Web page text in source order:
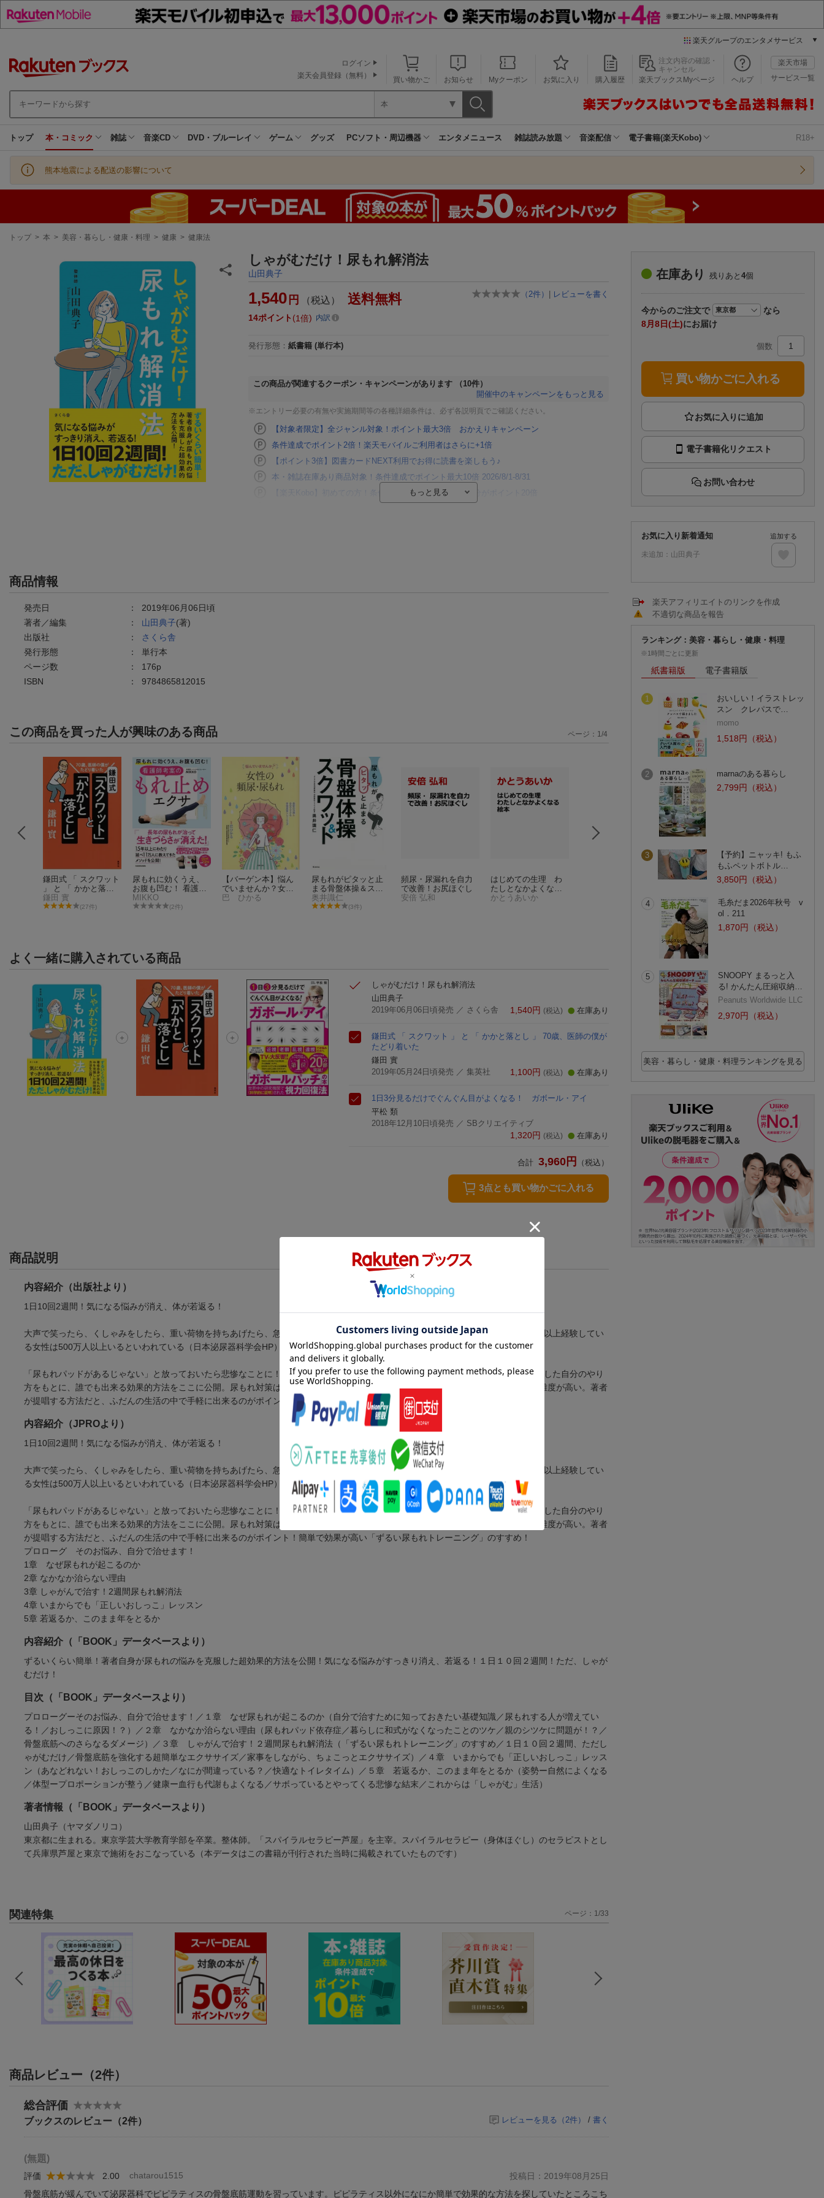
楽天グループのエンタメサービス
本/ゲーム/CD/DVD
楽天ブックス
楽天Kobo
楽天チケット
エンタメニュース
推し楽
買い物かご お知らせ Myクーポン お気に入り 購入履歴
注文内容の確認・
キャンセル
楽天ブックスMyページ
ヘルプ
楽天市場
サービス一覧
ログイン
楽天会員登録（無料）
本
トップ 本・コミック 雑誌 音楽CD DVD・ブルーレイ ゲーム グッズ PCソフト・周辺機器 エンタメニュース 雑誌読み放題 音楽配信 電子書籍(楽天Kobo) R18+
熊本地震による配送の影響について
現
トップ > 本 > 美容・暮らし・健康・料理 > 健康 > 健康法
しゃがむだけ！尿もれ解消法
山田典子
（ 2件） | レビューを書く
1,540 円 （税込） 送料無料
14ポイント 1倍 内訳
発行形態 ： 紙書籍 (単行本)
この商品が関連するクーポン・キャンペーンがあります
（10件）
開催中のキャンペーンをもっと見る
※エントリー必要の有無や実施期間等の各種詳細条件は、必ず各説明頁でご確認ください。
【対象者限定】全ジャンル対象！ポイント最大3倍 おかえりキャンペーン
条件達成でポイント2倍！楽天モバイルご利用者はさらに+1倍
【ポイント3倍】図書カードNEXT利用でお得に読書を楽しもう♪
本・雑誌在庫あり商品対象！条件達成でポイント最大10倍 2026/8/1-8/31
【楽天Kobo】初めての方！条件達成で楽天ブックス購入分がポイント20倍
商品情報
発売日 ： 2019年06月06日頃
著者／編集
： 山田典子(著)
出版社
：
さくら舎
発行形態
： 単行本
ページ数
： 176p
ISBN
： 9784865812015
この商品を買った人が興味のある商品
鎌田式 「 スクワット
」 と 「 かかと落と
し 」 70歳、医師の僕
がたどり着いた
鎌田 實
(27件)
尿もれに効くうえ、
お腹も凹む！ 看護師
考案のもれ止めエク
サ
MIKKO
(2件)
【バーゲン本】悩ん
でいませんか？女性
の頻尿・尿もれ
巴 ひかる
尿もれがピタッと止
まる骨盤体操＆スク
ワット
奥井識仁
(3件)
頻尿・尿漏れを自力
で改善！お尻ほぐし
安倍 弘和
はじめての生理 わ
たしとなかよくなる
絵本
かとうあいか
尿もれ、下腹ぽっこ
使い方
尿トレ
ページ： 1 /4
よく一緒に購入されている商品
しゃがむだけ！尿もれ解消法
山田典子
2019年06月06日頃発売 ／ さくら舎 1,540円 (税込) 在庫あり
鎌田式 「 スクワット 」 と 「 かかと落とし 」 70歳、医師の僕が
たどり着いた
鎌田 實
2019年05月24日頃発売 ／ 集英社 1,100円 (税込) 在庫あり
1日3分見るだけでぐんぐん目がよくなる！ ガボール・アイ
平松 類
2018年12月10日頃発売 ／ SBクリエイティブ
1,320円 (税込) 在庫あり
合計 3,960 円 （税込）
3点とも買い物かごに入れる
商品説明
内容紹介（出版社より）
1日10回2週間！気になる悩みが消え、体が若返る！
大声で笑ったら、くしゃみをしたら、重い荷物を持ちあげたら、急に走ったら……「あっ！」尿もれ！という女性が増えている。週1回以上経験してい
る女性は500万人以上いるといわれている（日本泌尿器科学会HP）。
「尿もれパッドがあるじゃない」と放っておいたら悲惨なことに！整体を専門にしている著者自身も尿もれを体験。そのとき2週間で治した自分のやり
方をもとに、誰でも出来る効果的方法をここに公開。尿もれ対策は骨盤底筋トレーニングとよく言われるが、これは悩んでいる方には難度が高い。著者
が提唱する方法だと、ふだんの生活の中で手軽に出来るのがポイント！簡単で効果が高い「ずるい尿もれトレーニング」のすすめ！
内容紹介（JPROより）
1日10回2週間！気になる悩みが消え、体が若返る！
大声で笑ったら、くしゃみをしたら、重い荷物を持ちあげたら、急に走ったら……「あっ！」尿もれ！という女性が増えている。週1回以上経験してい
る女性は500万人以上いるといわれている（日本泌尿器科学会HP）。
「尿もれパッドがあるじゃない」と放っておいたら悲惨なことに！整体を専門にしている著者自身も尿もれを体験。そのとき2週間で治した自分のやり
方をもとに、誰でも出来る効果的方法をここに公開。尿もれ対策は骨盤底筋トレーニングとよく言われるが、これは悩んでいる方には難度が高い。著者
が提唱する方法だと、ふだんの生活の中で手軽に出来るのがポイント！簡単で効果が高い「ずるい尿もれトレーニング」のすすめ！
プロローグ そのお悩み、自分で治せます！
1章 なぜ尿もれが起こるのか
2章 なかなか治らない理由
3章 しゃがんで治す！2週間尿もれ解消法
4章 いまからでも「正しいおしっこ」レッスン
5章 若返るか、このまま年をとるか
内容紹介（「BOOK」データベースより）
ずるいくらい簡単！著者自身が尿もれの悩みを克服した超効果的方法を公開！気になる悩みがすっきり消え、若返る！１日１０回２週間！ただ、しゃが
むだけ！
目次（「BOOK」データベースより）
プロローグーそのお悩み、自分で治せます！／１章 なぜ尿もれが起こるのか（自分で治すために知っておきたい基礎知識／尿もれする人が増えてい
る！／おしっこに原因！？）／２章 なかなか治らない理由（尿もれパッド依存症／暮らしに和式がなくなったことのツケ／親のシツケに問題が！？／
骨盤底筋へのさらなるダメージ）／３章 しゃがんで治す！２週間尿もれ解消法（「ずるい尿もれトレーニング」のすすめ／１日１０回２週間、ただし
ゃがむだけ／骨盤底筋を強化する超簡単なエクササイズ／家事をしながら、ちょこっとエクササイズ）／４章 いまからでも「正しいおしっこ」レッス
ン（あなどれない！おしっこのしかた／なにが間違っている？／快適なトイレタイム）／５章 若返るか、このまま年をとるか（姿勢ー自然によくなる
／体型ープロポーションが整う／健康ー血行も代謝もよくなる／サボっているとやってくる悲惨な結末／これからは「しゃがむ」生活）
著者情報（「BOOK」データベースより）
山田典子（ヤマダノリコ）
東京都に生まれる。東京学芸大学教育学部を卒業。整体師。「スパイラルセラピー芦屋」を主宰。スパイラルセラピー（身体ほぐし）のセラピストとし
て兵庫県芦屋と東京で施術をおこなっている（本データはこの書籍が刊行された当時に掲載されていたものです）
関連特集 ページ：1/33
商品レビュー（2件）
総合評価
ブックスのレビュー（2件） レビューを見る（ 2件） / 書く
(無題)
chatarou1515
評価 2.00
投稿日：2019年08月25日
骨盤底筋が緩んでいて泌尿器科でピピラティスの骨盤底筋運動を習っています。ピピラティス以外になにか簡単で効果的な方法を探していたところこち
在庫あり 残りあと 4個
今からのご注文で
なら
8月8日(土)にお届け
個数
買い物かごに入れる
電子書籍化リクエスト
お問い合わせ
お気に入り新着通知
未追加： 山田典子
追加する
楽天アフィリエイトのリンクを作成
不適切な商品を報告
ランキング：美容・暮らし・健康・料理
※1時間ごとに更新
紙書籍版 電子書籍版
1
おいしい！イラストレッ
スン クレパスで…
momo
1,518円（税込）
2 marnaのある暮らし
2,799円（税込）
3
【予約】ニャッキ! もふ
もふペットボトル…
3,850円（税込）
4
毛糸だま2026年秋号 v
ol．211
1,870円（税込）
5
SNOOPY まるっと入
る! かんたん圧縮収納…
Peanuts Worldwide LLC
2,970円（税込）
美容・暮らし・健康・料理ランキングを見る